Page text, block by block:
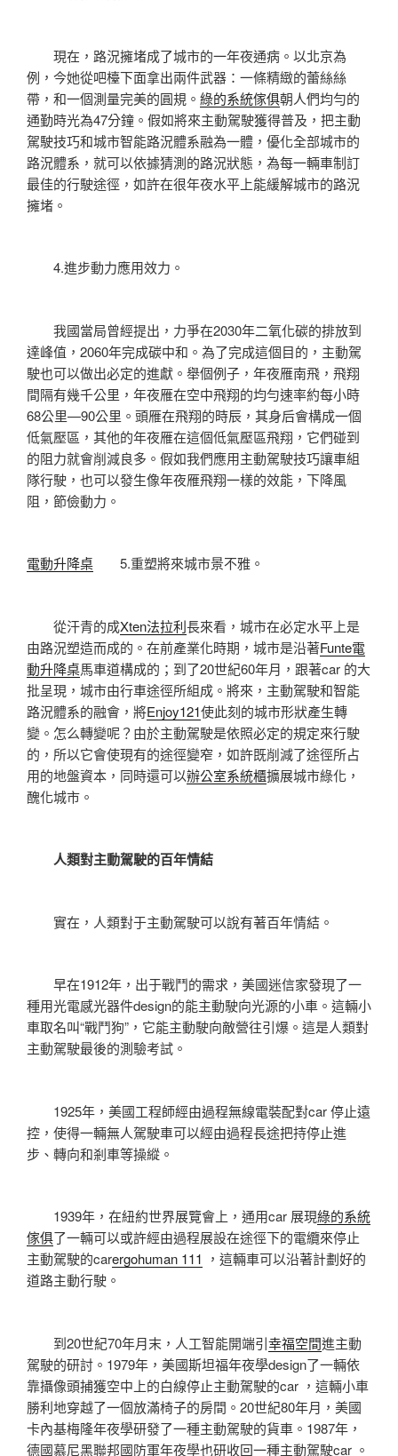
現在，路況擁堵成了城市的一年夜通病。以北京為
例，今她從吧檯下面拿出兩件武器：一條精緻的蕾絲絲
帶，和一個測量完美的圓規。 綠的系統傢俱朝人們均勻的
通勤時光為47分鐘。假如將來主動駕駛獲得普及，把主動
駕駛技巧和城市智能路況體系融為一體，優化全部城市的
路況體系，就可以依據猜測的路況狀態，為每一輛車制訂
最佳的行駛途徑，如許在很年夜水平上能緩解城市的路況
擁堵。
4.進步動力應用效力。
我國當局曾經提出，力爭在2030年二氧化碳的排放到
達峰值，2060年完成碳中和。為了完成這個目的，主動駕
駛也可以做出必定的進獻。舉個例子，年夜雁南飛，飛翔
間隔有幾千公里，年夜雁在空中飛翔的均勻速率約每小時
68公里—90公里。頭雁在飛翔的時辰，其身后會構成一個
低氣壓區，其他的年夜雁在這個低氣壓區飛翔，它們碰到
的阻力就會削減良多。假如我們應用主動駕駛技巧讓車組
隊行駛，也可以發生像年夜雁飛翔一樣的效能，下降風
阻，節儉動力。
電動升降桌 5.重塑將來城市景不雅。
從汗青的成Xten法拉利長來看，城市在必定水平上是
由路況塑造而成的。在前產業化時期，城市是沿著Funte電
動升降桌馬車道構成的；到了20世紀60年月，跟著car 的大
批呈現，城市由行車途徑所組成。將來，主動駕駛和智能
路況體系的融會，將Enjoy121使此刻的城市形狀產生轉
變。怎么轉變呢？由於主動駕駛是依照必定的規定來行駛
的，所以它會使現有的途徑變窄，如許既削減了途徑所占
用的地盤資本，同時還可以辦公室系統櫃擴展城市綠化，
醜化城市。
人類對主動駕駛的百年情結
實在，人類對于主動駕駛可以說有著百年情結。
早在1912年，出于戰鬥的需求，美國迷信家發現了一
種用光電感光器件design的能主動駛向光源的小車。這輛小
車取名叫“戰鬥狗”，它能主動駛向敵營往引爆。這是人類對
主動駕駛最後的測驗考試。
1925年，美國工程師經由過程無線電裝配對car 停止遠
控，使得一輛無人駕駛車可以經由過程長途把持停止進
步、轉向和剎車等操縱。
1939年，在紐約世界展覽會上，通用car 展現綠的系統
傢俱了一輛可以或許經由過程展設在途徑下的電纜來停止
主動駕駛的carergohuman 111 ，這輛車可以沿著計劃好的
道路主動行駛。
到20世紀70年月末，人工智能開端引幸福空間進主動
駕駛的研討。1979年，美國斯坦福年夜學design了一輛依
靠攝像頭捕獲空中上的白線停止主動駕駛的car ，這輛小車
勝利地穿越了一個放滿椅子的房間。20世紀80年月，美國
卡內基梅隆年夜學研發了一種主動駕駛的貨車。1987年，
德國慕尼黑聯邦國防軍年夜學也研收回一種主動駕駛car 。